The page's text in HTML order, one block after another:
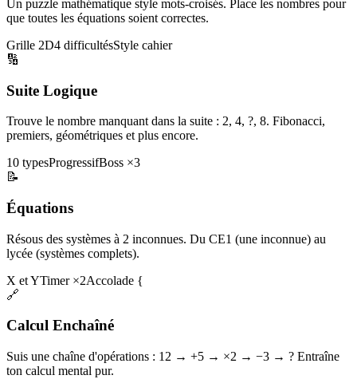
Un puzzle mathématique style mots-croisés. Place les nombres pour
que toutes les équations soient correctes.
Grille 2D4 difficultésStyle cahier
🔢
Suite Logique
Trouve le nombre manquant dans la suite : 2, 4, ?, 8. Fibonacci,
premiers, géométriques et plus encore.
10 typesProgressifBoss ×3
📝
Équations
Résous des systèmes à 2 inconnues. Du CE1 (une inconnue) au
lycée (systèmes complets).
X et YTimer ×2Accolade {
🔗
Calcul Enchaîné
Suis une chaîne d'opérations : 12 → +5 → ×2 → −3 → ? Entraîne
ton calcul mental pur.